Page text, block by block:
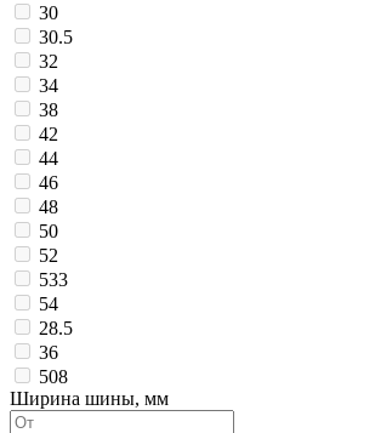
30
30.5
32
34
38
42
44
46
48
50
52
533
54
28.5
36
508
Ширина шины, мм